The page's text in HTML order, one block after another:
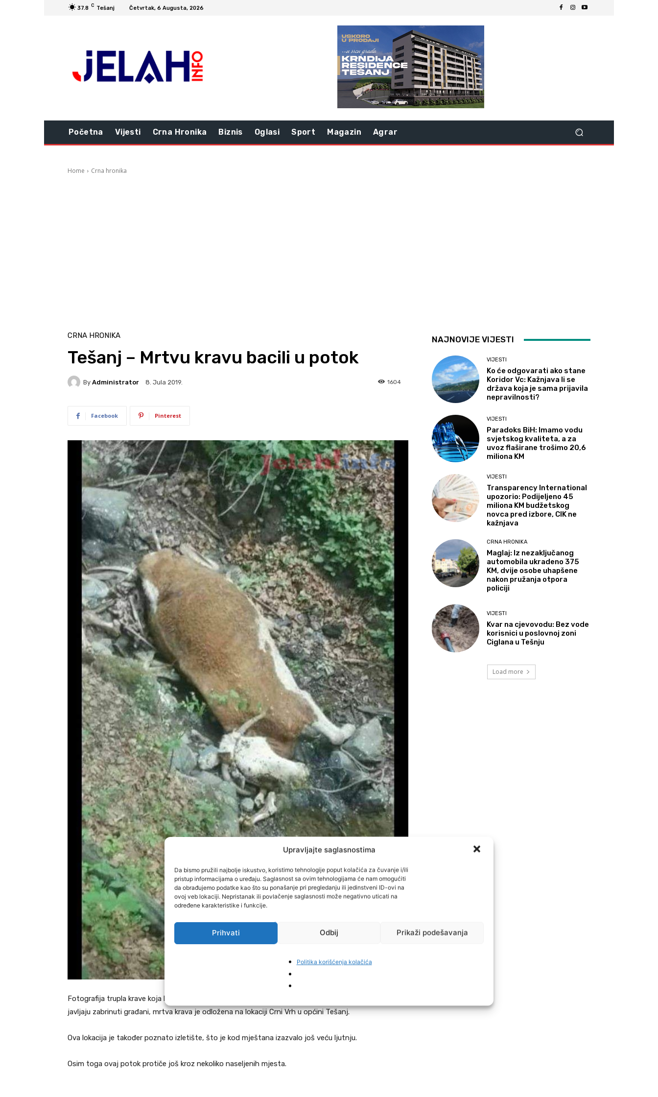
Upravljajte saglasnostima
Da bismo pružili najbolje iskustvo, koristimo tehnologije poput kolačića za čuvanje i/ili
pristup informacijama o uređaju. Saglasnost sa ovim tehnologijama će nam omogućiti
da obrađujemo podatke kao što su ponašanje pri pregledanju ili jedinstveni ID-ovi na
ovoj veb lokaciji. Nepristanak ili povlačenje saglasnosti može negativno uticati na
određene karakteristike i funkcije.
Prihvati Odbij Prikaži podešavanja
Politika korišćenja kolačića
37.8 C Tešanj Četvrtak, 6 Augusta, 2026
Početna Vijesti Crna Hronika Biznis Oglasi Sport Magazin Agrar
Home Crna hronika
CRNA HRONIKA
Tešanj – Mrtvu kravu bacili u potok
By Administrator 8. Jula 2019. 1604
Facebook Pinterest
Fotografija trupla krave koja leži u potoku objavljena je danas na Facebook stranici Jelašani. Kako
javljaju zabrinuti građani, mrtva krava je odložena na lokaciji Crni Vrh u općini Tešanj.
Ova lokacija je također poznato izletište, što je kod mještana izazvalo još veću ljutnju.
Osim toga ovaj potok protiče još kroz nekoliko naseljenih mjesta.
NAJNOVIJE VIJESTI
VIJESTI
Ko će odgovarati ako stane
Koridor Vc: Kažnjava li se
država koja je sama prijavila
nepravilnosti?
VIJESTI
Paradoks BiH: Imamo vodu
svjetskog kvaliteta, a za
uvoz flaširane trošimo 20,6
miliona KM
VIJESTI
Transparency International
upozorio: Podijeljeno 45
miliona KM budžetskog
novca pred izbore, CIK ne
kažnjava
CRNA HRONIKA
Maglaj: Iz nezaključanog
automobila ukradeno 375
KM, dvije osobe uhapšene
nakon pružanja otpora
policiji
VIJESTI
Kvar na cjevovodu: Bez vode
korisnici u poslovnoj zoni
Ciglana u Tešnju
Load more